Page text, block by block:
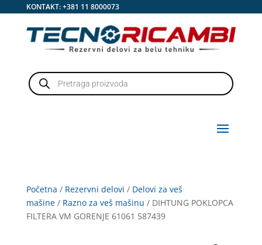
KONTAKT:+381 11 8000073
Products
search
Početna / Rezervni delovi / Delovi za veš
mašine/ Razno za veš mašinu / DIHTUNG POKLOPCA
FILTERA VM GORENJE 61061 587439